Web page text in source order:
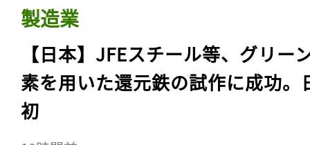
製造業
【日本】JFEスチール等、グリー
素を用いた還元鉄の試作に成功。
初